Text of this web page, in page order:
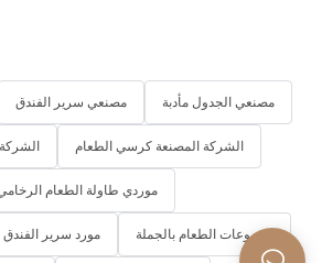
مصنعي سرير الفندق مصنعي الجدول مأدبة
الشركة المصنعة كرسي الطعام
موردي طاولة الطعام
مورد سرير الفندق مجموعات الطعام بالجملة